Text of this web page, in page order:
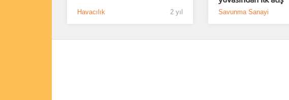
Havacılık 2 yıl Savunma Sanayi